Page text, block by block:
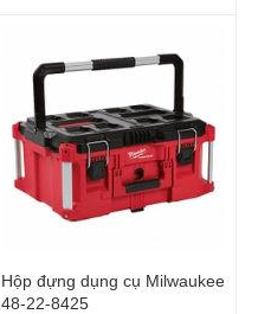
Hộp đựng dụng cụ Milwaukee
48-22-8425